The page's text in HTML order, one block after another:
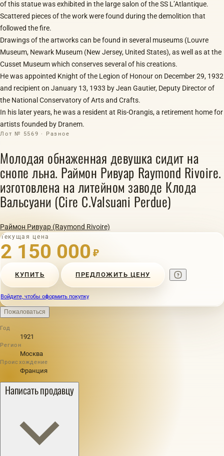
of this statue was exhibited in the large salon of the SS L’Atlantique.
Scattered pieces of the work were found during the demolition that
followed the fire.
Drawings of the artworks can be found in several museums (Louvre
Museum, Newark Museum (New Jersey, United States), as well as at the
Cusset Museum which conserves several of his creations.
He was appointed Knight of the Legion of Honour on December 29, 1932
and recipient on January 13, 1933 by Jean Gautier, Deputy Director of
the National Conservatory of Arts and Crafts.
In his later years, he was a resident at Ris-Orangis, a retirement home for
artists founded by Dranem.
Лот № 5569 · Разное
Молодая обнаженная девушка сидит на
снопе льна. Раймон Ривуар Raymond Rivoire.
изготовлена на литейном заводе Клода
Вальсуани (Cire C.Valsuani Perdue)
Раймон Ривуар (Raymond Rivoire)
Текущая цена
2 150 000 ₽
КУПИТЬ ПРЕДЛОЖИТЬ ЦЕНУ
Войдите, чтобы оформить покупку
Пожаловаться
Год
1921
Регион
Москва
Происхождение
Франция
Написать продавцу